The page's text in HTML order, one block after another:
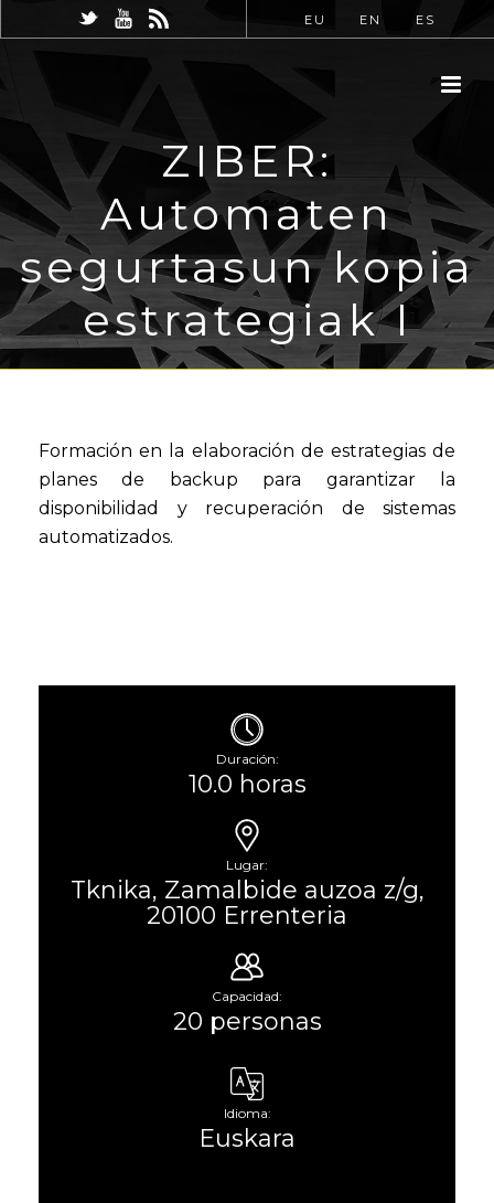
EU EN ES
ZIBER:
Automaten
segurtasun kopia
estrategiak I
Formación en la elaboración de estrategias de
planes de backup para garantizar la
disponibilidad y recuperación de sistemas
automatizados.
Duración:
10.0 horas
Lugar:
Tknika, Zamalbide auzoa z/g,
20100 Errenteria
Capacidad:
20 personas
Idioma:
Euskara